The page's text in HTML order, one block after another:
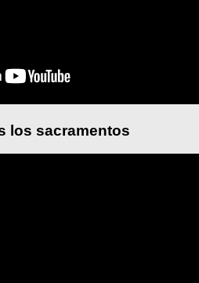
los sacramentos